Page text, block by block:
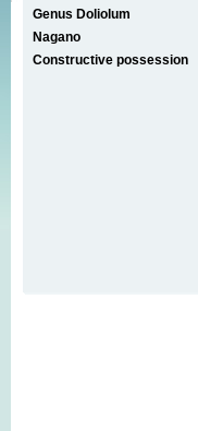
Genus Doliolum
Nagano
Constructive possession